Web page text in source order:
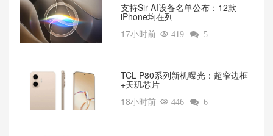
支持Sir AI设备名单公布：12款
iPhone均在列
17小时前  419  5
TCL P80系列新机曝光：超窄边框
+天玑芯片
18小时前  446  6